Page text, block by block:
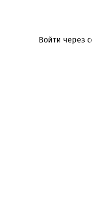
Войти через